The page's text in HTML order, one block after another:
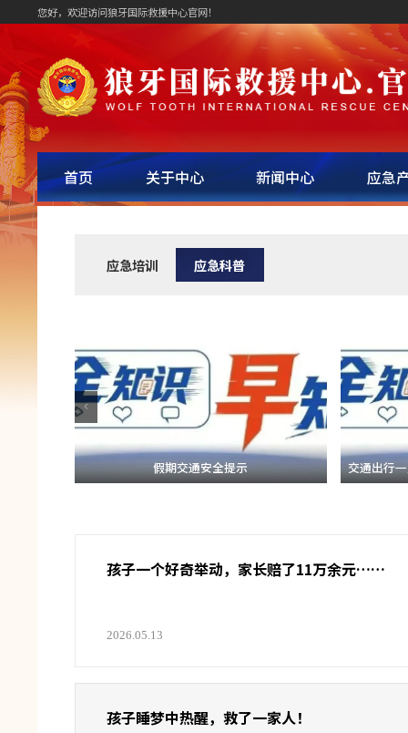
您好，欢迎访问狼牙国际救援中心官网！
首页 关于中心 新闻中心 应急
应急培训 应急科普
假期交通安全提示 交通出行一定
孩子一个好奇举动，家长赔了11万余元……
2026.05.13
孩子睡梦中热醒，救了一家人！